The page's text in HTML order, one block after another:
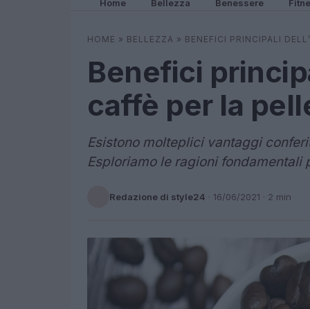
Home Bellezza Benessere
HOME » BELLEZZA » BENEFICI PRINCIPALI
Benefici
caffè per la
Esistono molteplici vantaggi
Esploriamo le ragioni
Redazione di style24 · 16/06/2021 · 2 min